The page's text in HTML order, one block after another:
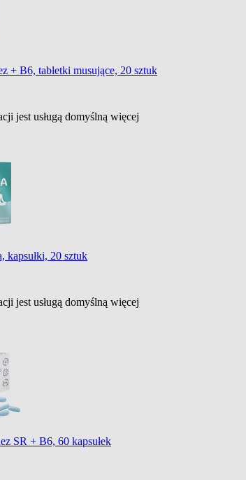
+ B6, tabletki musujące, 20 sztuk
jest usługą domyślną więcej
kapsułki, 20 sztuk
jest usługą domyślną więcej
SR + B6, 60 kapsułek